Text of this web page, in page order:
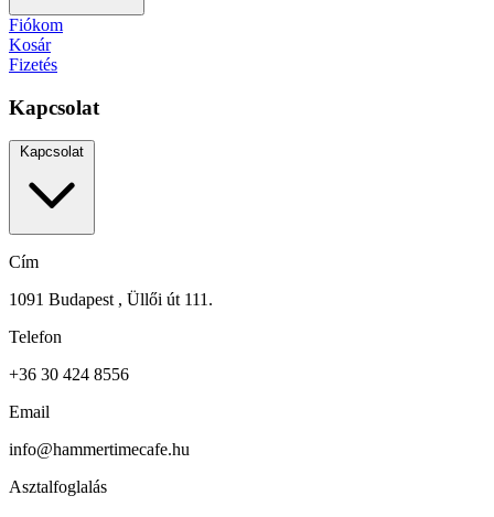
Fiókom
Kosár
Fizetés
Kapcsolat
Kapcsolat
Cím
1091 Budapest , Üllői út 111.
Telefon
+36 30 424 8556
Email
info@hammertimecafe.hu
Asztalfoglalás